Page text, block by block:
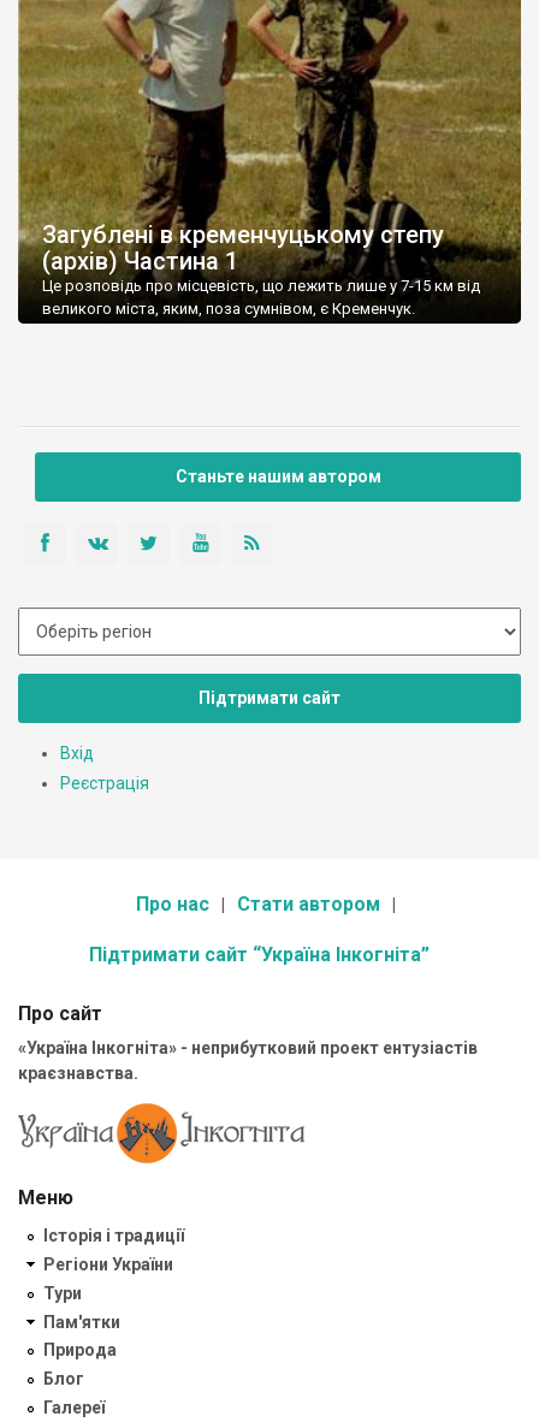
Загублені в кременчуцькому степу
(архів) Частина 1
Це розповідь про місцевість, що лежить лише у 7-15 км від
великого міста, яким, поза сумнівом, є Кременчук.
Станьте нашим автором
Підтримати сайт
Вхід
Реєстрація
Про нас Стати автором
Підтримати сайт “Україна Інкогніта”
Про сайт
«Україна Інкогніта» - неприбутковий проект ентузіастів
краєзнавства.
Меню
Історія і традиції
Регіони України
Тури
Пам'ятки
Природа
Блог
Галереї